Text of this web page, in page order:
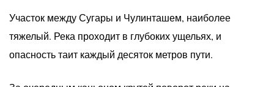
Участок между Сугары и Чулинташем, наиболее
тяжелый. Река проходит в глубоких ущельях, и
опасность таит каждый десяток метров пути.